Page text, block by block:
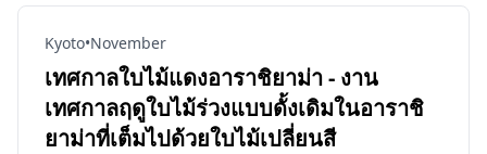
Kyoto•November
เทศกาลใบไม้แดงอาราชิยาม่า - งาน
เทศกาลฤดูใบไม้ร่วงแบบดั้งเดิมในอาราชิ
ยาม่าที่เต็มไปด้วยใบไม้เปลี่ยนสี